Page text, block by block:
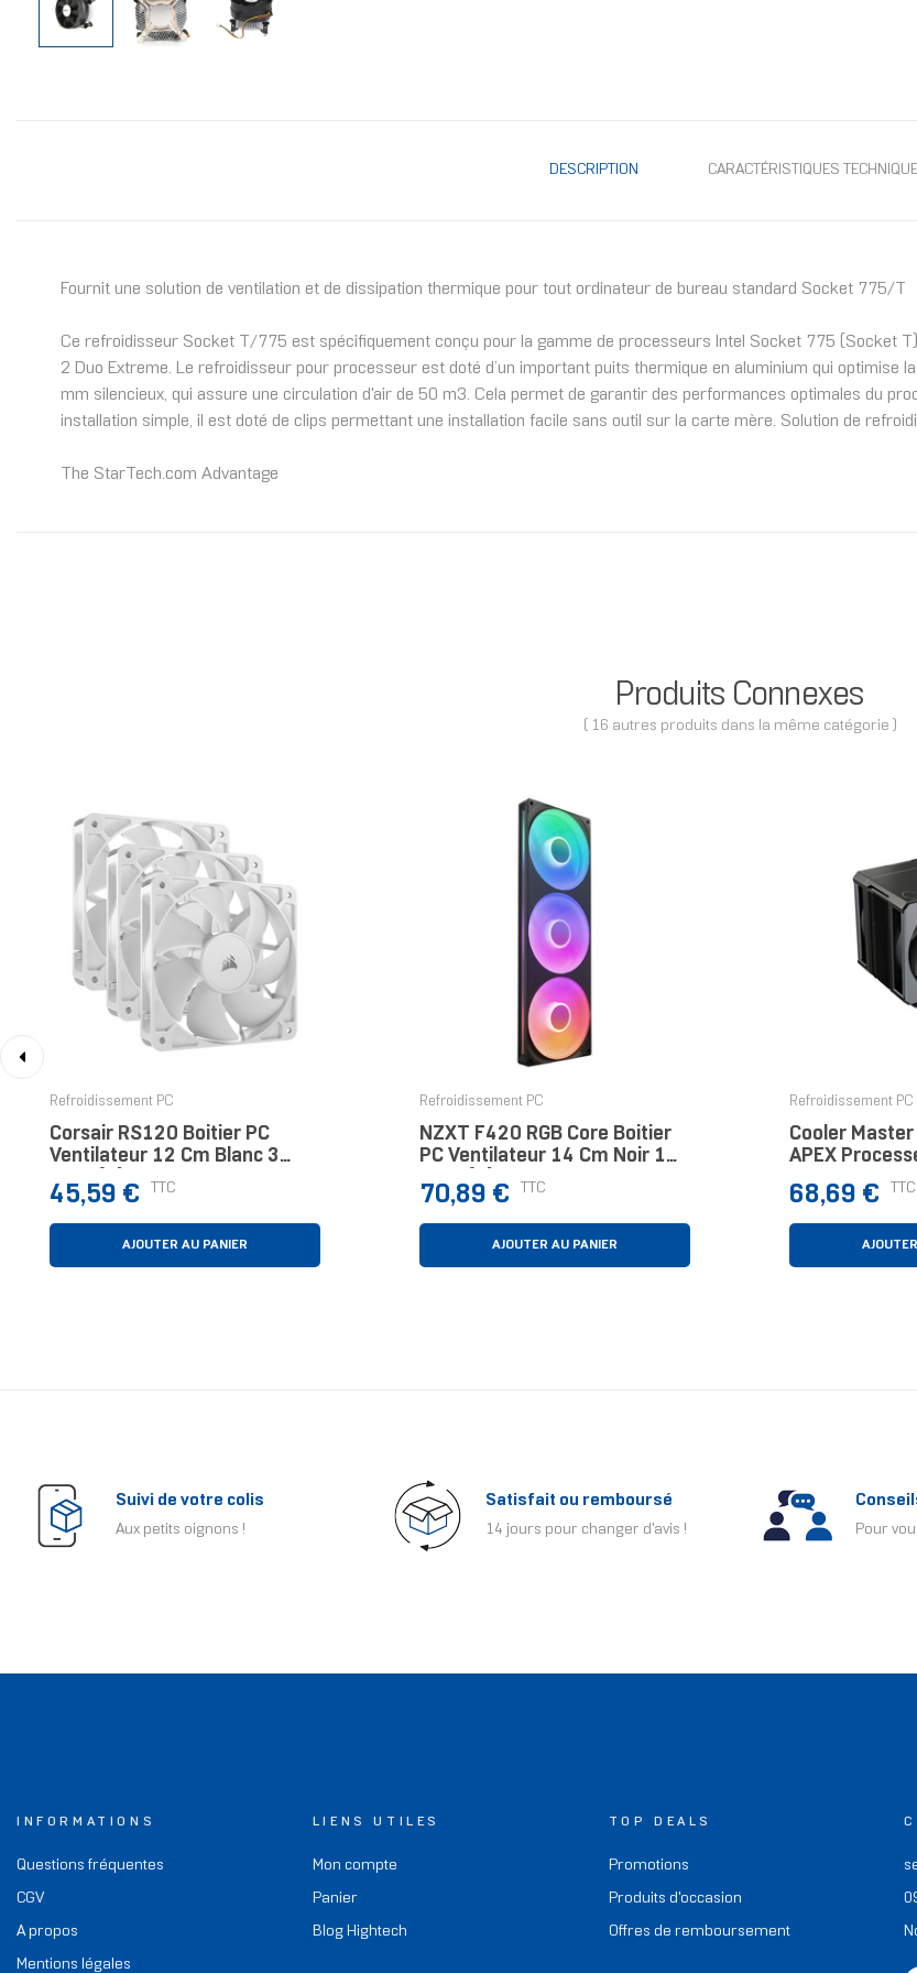
DESCRIPTION CARACTÉRISTIQUES
Fournit une solution de ventilation et de dissipation thermique pour tout ordinateur de bureau standard Socket 775/T
Ce refroidisseur Socket T/775 est spécifiquement conçu pour la gamme de processeurs Intel Socket 775 (Socket
2 Duo Extreme. Le refroidisseur pour processeur est doté d’un important puits thermique en aluminium qui optimise
mm silencieux, qui assure une circulation d'air de 50 m3. Cela permet de garantir des performances optimales du
installation simple, il est doté de clips permettant une installation facile sans outil sur la carte mère. Solution de
The StarTech.com Advantage
Produits Connexes
( 16 autres produits dans la même catégorie )
Refroidissement PC
Corsair RS120 Boitier PC
Ventilateur 12 Cm Blanc 3
Prix
45,59 € TTC
AJOUTER AU PANIER
Refroidissement PC
NZXT F420 RGB Core Boitier
PC Ventilateur 14 Cm Noir 1
Prix
70,89 € TTC
AJOUTER AU PANIER
Refroidissement PC
Cooler
APEX
Refroidisseur
1 Pièce(s)
Prix
68,69 € TTC
Suivi de votre colis
Aux petits oignons !
Satisfait ou remboursé
14 jours pour changer d'avis ! Pour
INFORMATIONS
Questions fréquentes
CGV
A propos
Mentions légales
LIENS UTILES
Mon compte
Panier
Blog Hightech
TOP DEALS
Promotions
Produits d'occasion
Offres de remboursement